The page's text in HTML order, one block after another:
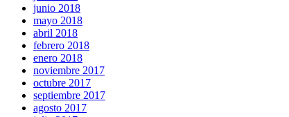
junio 2018
mayo 2018
abril 2018
febrero 2018
enero 2018
noviembre 2017
octubre 2017
septiembre 2017
agosto 2017